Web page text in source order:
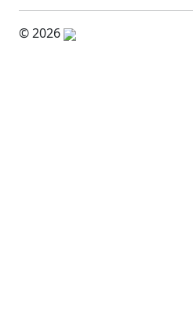
© 2026